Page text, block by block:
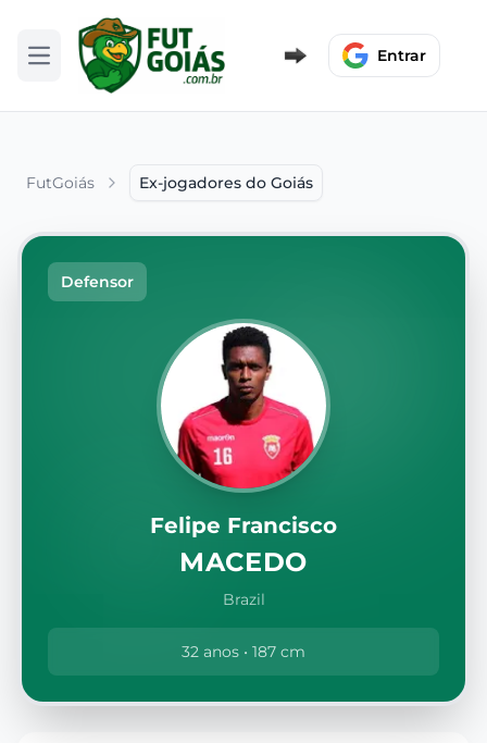
Abrir menu Entrar
FutGoiás Ex-jogadores do Goiás
Defensor
Felipe Francisco
MACEDO
Brazil
32 anos • 187 cm